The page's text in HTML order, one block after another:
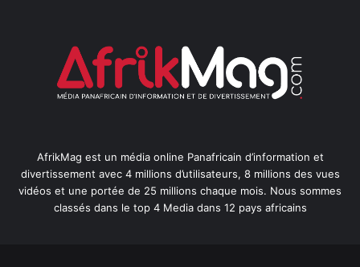
AfrikMag est un média online Panafricain d’information et
divertissement avec 4 millions d’utilisateurs, 8 millions des vues
vidéos et une portée de 25 millions chaque mois. Nous sommes
classés dans le top 4 Media dans 12 pays africains